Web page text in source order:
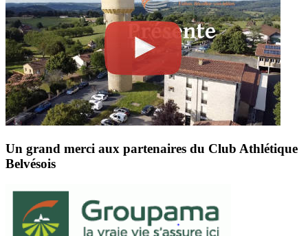
Un grand merci aux partenaires du Club Athlétique
Belvésois